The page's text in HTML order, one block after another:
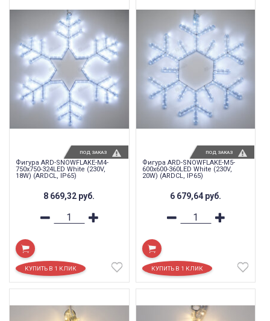
Фигура ARD-SNOWFLAKE-M4-
750x750-324LED White (230V,
18W) (ARDCL, IP65)
8 669,32 руб.
ПОД ЗАКАЗ
Фигура ARD-SNOWFLAKE-M5-
600x600-360LED White (230V,
20W) (ARDCL, IP65)
6 679,64 руб.
ПОД ЗАКАЗ